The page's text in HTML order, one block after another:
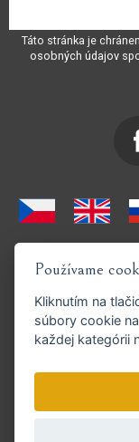
Táto stránka je
osobných údajov
Používame
Kliknutím na
súbory cookie
každej kategórii